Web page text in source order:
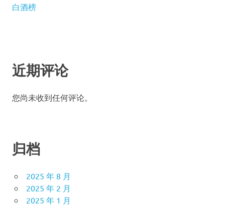
白酒榜
近期评论
您尚未收到任何评论。
归档
2025 年 8 月
2025 年 2 月
2025 年 1 月